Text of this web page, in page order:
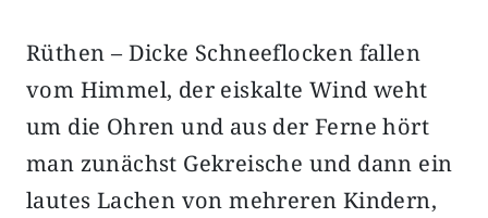
Rüthen – Dicke Schneeflocken fallen
vom Himmel, der eiskalte Wind weht
um die Ohren und aus der Ferne hört
man zunächst Gekreische und dann ein
lautes Lachen von mehreren Kindern,